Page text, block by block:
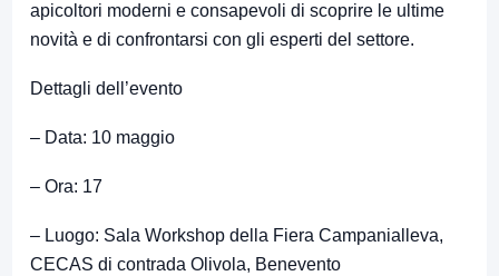
apicoltori moderni e consapevoli di scoprire le ultime
novità e di confrontarsi con gli esperti del settore.
Dettagli dell’evento
– Data: 10 maggio
– Ora: 17
– Luogo: Sala Workshop della Fiera Campanialleva,
CECAS di contrada Olivola, Benevento